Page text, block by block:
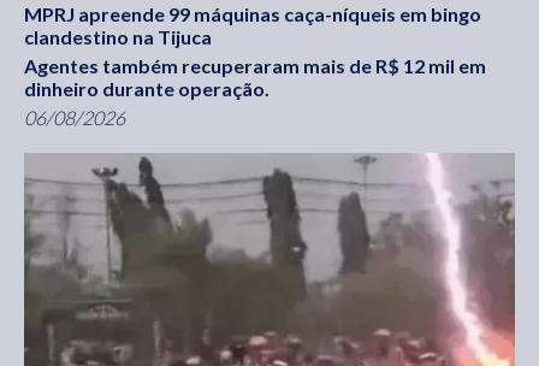
MPRJ apreende 99 máquinas caça-níqueis em bingo
clandestino na Tijuca
Agentes também recuperaram mais de R$ 12 mil em
dinheiro durante operação.
06/08/2026